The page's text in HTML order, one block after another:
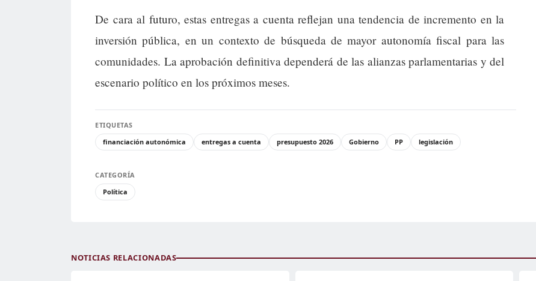
De cara al futuro, estas entregas a cuenta reflejan una tendencia de incremento en la
inversión pública, en un contexto de búsqueda de mayor autonomía fiscal para las
comunidades. La aprobación definitiva dependerá de las alianzas parlamentarias y del
escenario político en los próximos meses.
ETIQUETAS
financiación autonómica
entregas a cuenta presupuesto 2026 Gobierno PP legislación
CATEGORÍA
Política
NOTICIAS RELACIONADAS